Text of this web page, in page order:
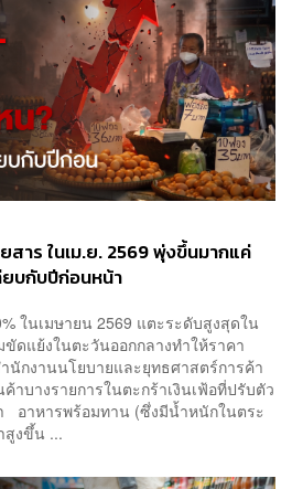
สาร ในเม.ย. 2569 พุ่งขึ้นมากแค่
ยบกับปีก่อนหน้า
ในเมษายน 2569 แตะระดับสูงสุดใน
ขัดแย้งในตะวันออกกลางทำให้ราคา
กงานนโยบายและยุทธศาสตร์การค้า
าบางรายการในตะกร้าเงินเฟ้อที่ปรับตัว
อาหารพร้อมทาน (ซึ่งมีน้ำหนักในตระ
สูงขึ้น ...